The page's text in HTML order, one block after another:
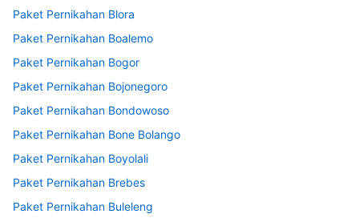
Paket Pernikahan Blora
Paket Pernikahan Boalemo
Paket Pernikahan Bogor
Paket Pernikahan Bojonegoro
Paket Pernikahan Bondowoso
Paket Pernikahan Bone Bolango
Paket Pernikahan Boyolali
Paket Pernikahan Brebes
Paket Pernikahan Buleleng